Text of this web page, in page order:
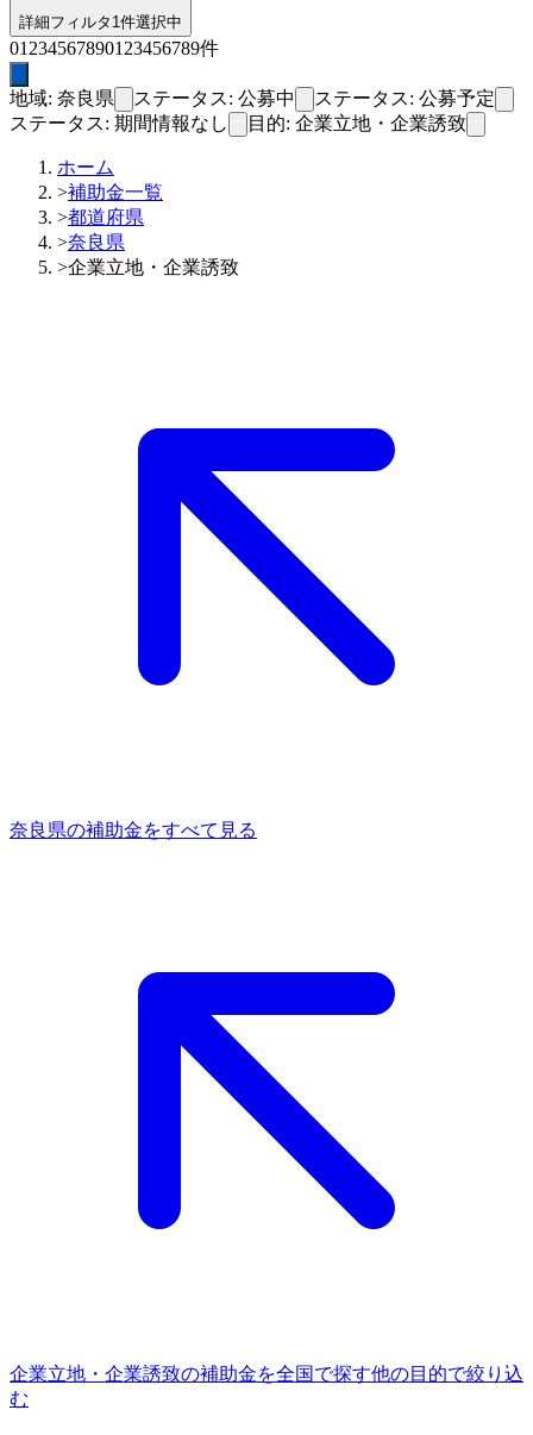
詳細フィルタ 1件選択中
01 2345678901 23456789件
地域: 奈良県 ステータス: 公募中
ステータス: 公募予定
ステータス: 期間情報なし
目的: 企業立地・企業誘致
ホーム
>補助金一覧
>都道府県
>奈良県
>企業立地・企業誘致
奈良県の補助金をすべて見る
企業立地・企業誘致の補助金を全国で探す他の目的で絞り込
む